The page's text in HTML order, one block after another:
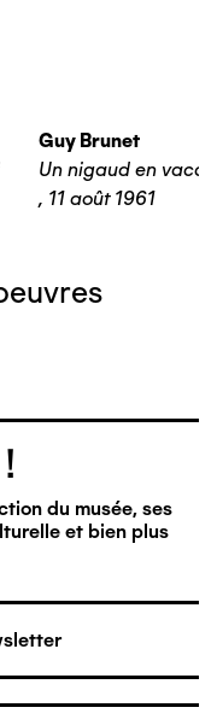
Guy Brunet
Un nigaud en
, 11 août 1961
du musée, ses
et bien plus